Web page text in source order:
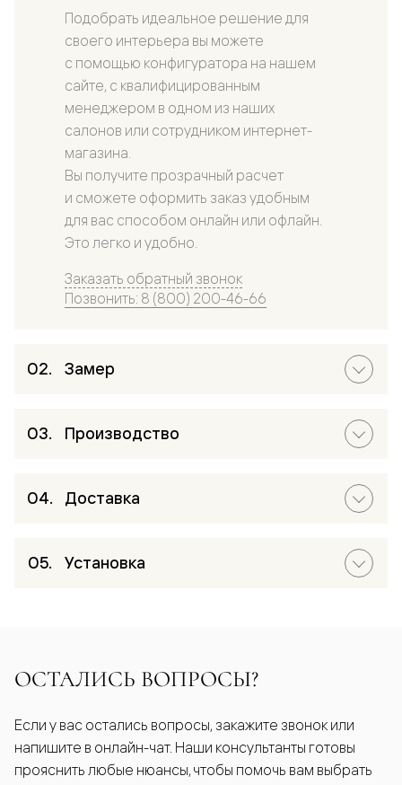
Подобрать идеальное решение для
своего интерьера вы можете
с помощью конфигуратора на нашем
сайте, с квалифицированным
менеджером в одном из наших
салонов или сотрудником интернет-
магазина.
Вы получите прозрачный расчет
и сможете оформить заказ удобным
для вас способом онлайн или офлайн.
Это легко и удобно.
Заказать обратный звонок
Позвонить: 8 (800) 200-46-66
Замер
Производство
Доставка
Установка
ОСТАЛИСЬ ВОПРОСЫ?
Если у вас остались вопросы, закажите звонок или
напишите в онлайн-чат. Наши консультанты готовы
прояснить любые нюансы, чтобы помочь вам выбрать